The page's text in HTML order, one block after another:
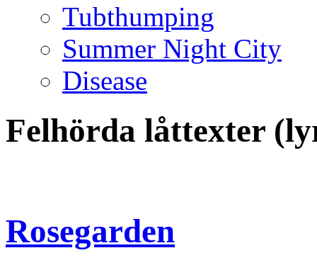
Tubthumping
Summer Night City
Disease
Felhörda låttexter
Rosegarden